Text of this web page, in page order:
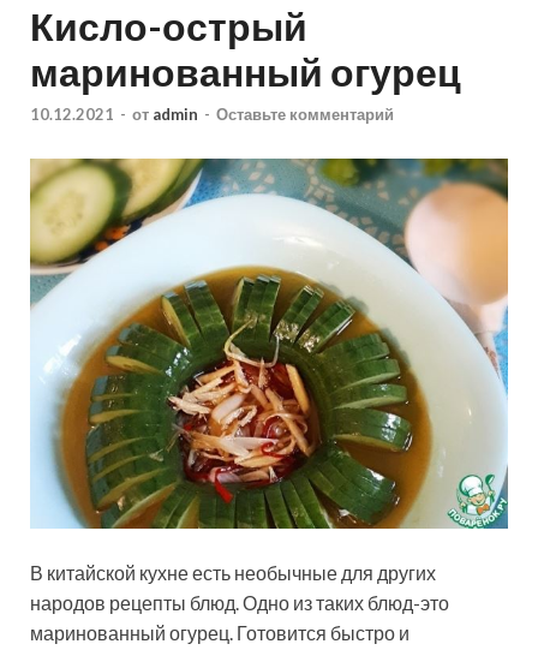
Кисло-острый
маринованный огурец
10.12.2021 - от admin - Оставьте комментарий
В китайской кухне есть необычные для других
народов рецепты блюд. Одно из таких блюд-это
маринованный огурец. Готовится быстро и